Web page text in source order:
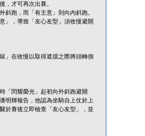
，才可再次出賽。
斜跑，而「有主意」則向內斜跑。
」，導致「友心友型」須收慢避開
」在收慢以取得遮擋之際將頭轉側
「閃耀榮光」起初向外斜跑避開
明輝報告，他認為坐騎自上仗於上
於賽後立即檢查「友心友型」，並